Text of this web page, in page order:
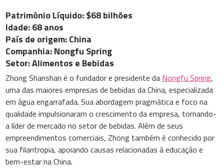
Patrimônio Líquido: $68 bilhões
Idade: 68 anos
País de origem: China
Companhia: Nongfu Spring
Setor: Alimentos e Bebidas
Zhong Shanshan é o fundador e presidente da Nongfu Spring,
uma das maiores empresas de bebidas da China, especializada
em água engarrafada. Sua abordagem pragmática e foco na
qualidade impulsionaram o crescimento da empresa, tornando-
a líder de mercado no setor de bebidas. Além de seus
empreendimentos comerciais, Zhong também é conhecido por
sua filantropia, apoiando causas relacionadas à educação e
bem-estar na China.